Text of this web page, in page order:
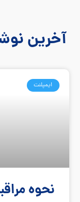
آخرین
ایمپلنت
نحوه